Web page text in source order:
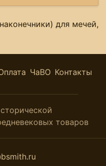
для мечей,
ЧаВО Контакты
товаров